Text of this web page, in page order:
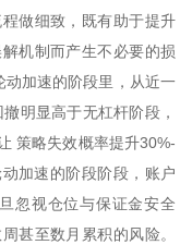
做细致，既有助于提升
机制而产生不必要的损
加速的阶段里，从近一
明显高于无杠杆阶段，
策略失效概率提升30%-
加速的阶段阶段，账户
忽视仓位与保证金安全
甚至数月累积的风险。